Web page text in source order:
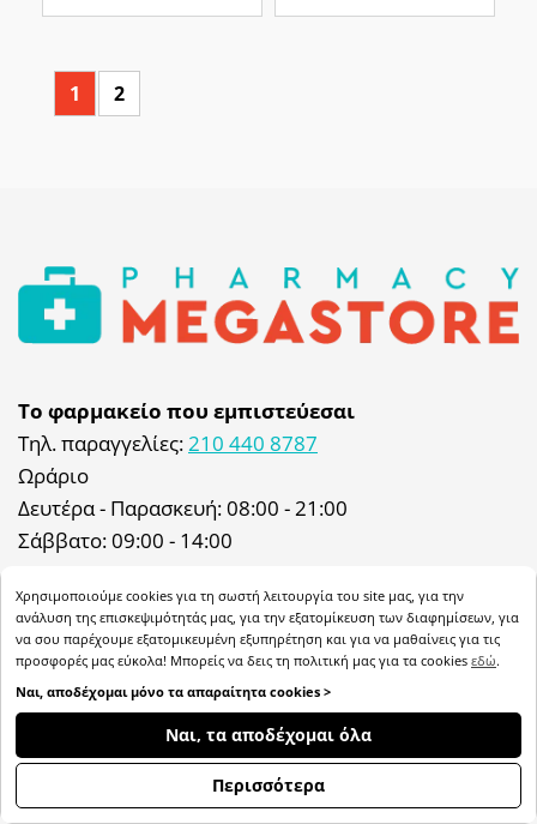
1 2
Το φαρμακείο που εμπιστεύεσαι
Τηλ. παραγγελίες:210 440 8787
Ωράριο
Δευτέρα - Παρασκευή: 08:00 - 21:00
Σάββατο: 09:00 - 14:00
Φαρμακείο: Δευτέρα - Παρασκευή: 08:00 - 21:00
Σάββατο: 09:00 - 14:00 & 17:00 - 21:00
My Megastore: 8:30 - 19:00 Σάββατο 9:30 - 17:30
Ιωάννου Μεταξά 47, 57003, Αγ. Αθανάσιος,
Email:info@pharmacymegastore.gr
Χρησιμοποιούμε cookies για τη σωστή λειτουργία του site μας, για την
ανάλυση της επισκεψιμότητάς μας, για την εξατομίκευση των διαφημίσεων, για
να σου παρέχουμε εξατομικευμένη εξυπηρέτηση και για να μαθαίνεις για τις
προσφορές μας εύκολα! Μπορείς να δεις τη πολιτική μας για τα cookies εδώ.
Ναι, αποδέχομαι μόνο τα απαραίτητα cookies >
Ναι, τα αποδέχομαι όλα
Περισσότερα